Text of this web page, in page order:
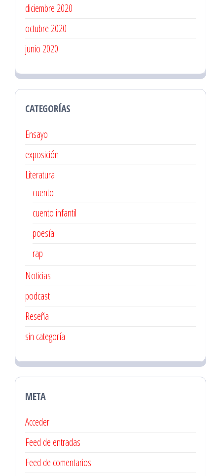
diciembre 2020
octubre 2020
junio 2020
CATEGORÍAS
Ensayo
exposición
Literatura
cuento
cuento infantil
poesía
rap
Noticias
podcast
Reseña
sin categoría
META
Acceder
Feed de entradas
Feed de comentarios